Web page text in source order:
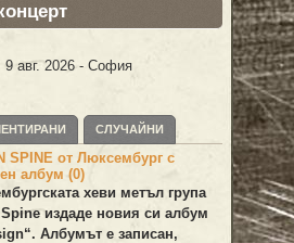
9 авг. 2026 - София
СЛУЧАЙНИ
SPINE от Люксембург с
албум (0)
хеви метъл група
издаде новия си албум
“. Албумът е записан,